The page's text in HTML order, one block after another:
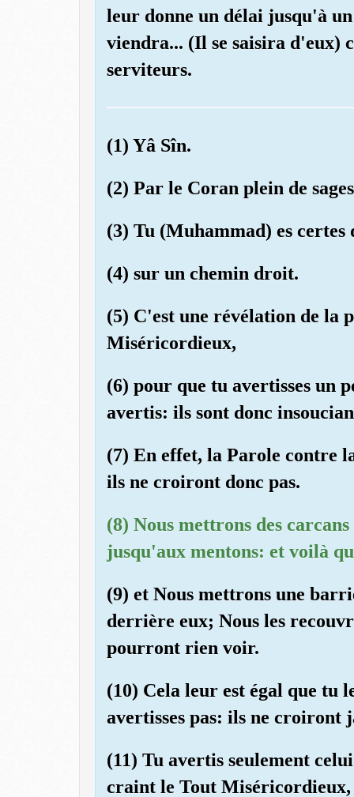
leur donne un délai jusqu'à
viendra... (Il se saisira d'eux)
serviteurs.
(1) Yâ Sîn.
(2) Par le Coran plein de
(3) Tu (Muhammad) es certes
(4) sur un chemin droit.
(5) C'est une révélation de la
Miséricordieux,
(6) pour que tu avertisses un
avertis: ils sont donc
(7) En effet, la Parole contre
ils ne croiront donc pas.
(8) Nous mettrons des
jusqu'aux mentons: et voilà
(9) et Nous mettrons une
derrière eux; Nous les
pourront rien voir.
(10) Cela leur est égal que tu
avertisses pas: ils ne croiront
(11) Tu avertis seulement
craint le Tout